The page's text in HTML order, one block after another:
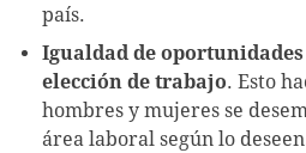
país.
Igualdad de
elección de trabajo. Esto
hombres y mujeres se
área laboral según lo